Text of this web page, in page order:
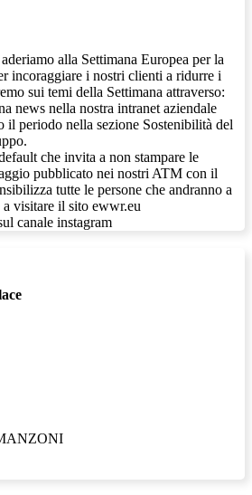
alla Settimana Europea per la
incoraggiare i nostri clienti a ridurre i
sui temi della Settimana attraverso:
news nella nostra intranet aziendale
il periodo nella sezione Sostenibilità del
che invita a non stampare le
pubblicato nei nostri ATM con il
tutte le persone che andranno a
visitare il sito ewwr.eu
canale instagram